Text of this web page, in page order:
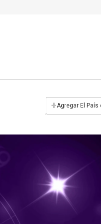
+Agregar El País